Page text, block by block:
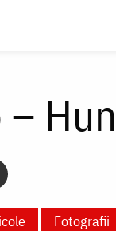
Fotografii